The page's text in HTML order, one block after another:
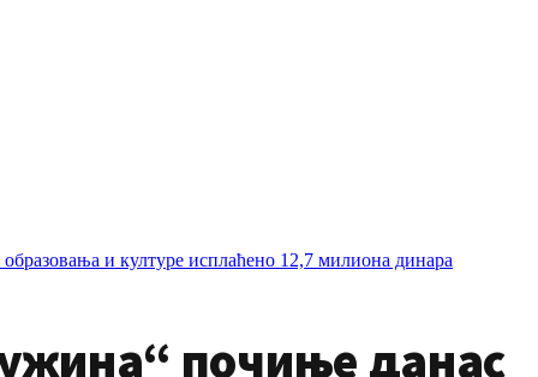
и културе исплаћено 12,7 милиона динара
почиње данас